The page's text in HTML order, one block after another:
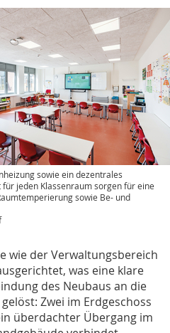
sowie ein dezentrales
für jeden Klassenraum sorgen für eine
sowie Be- und
wie der Verwaltungsbereich
was eine klare
des Neubaus an die
Zwei im Erdgeschoss
überdachter Übergang im